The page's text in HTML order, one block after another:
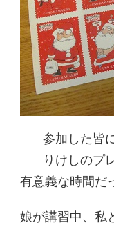
参加した皆
りけしのプ
有意義な時間だ
娘が講習中、私